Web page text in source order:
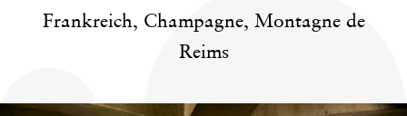
Frankreich, Champagne, Montagne de
Reims
ÜBER UNS